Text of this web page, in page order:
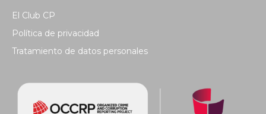
El Club CP
Política de privacidad
Tratamiento de datos personales